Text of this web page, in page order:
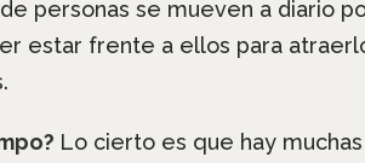
personas se mueven a diario
estar frente a ellos para
Lo cierto es que hay